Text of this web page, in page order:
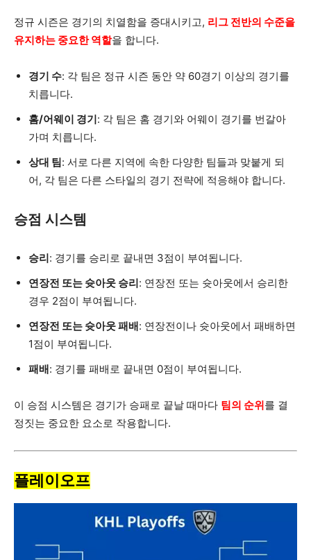
정규 시즌은 경기의 치열함을 증대시키고, 리그 전반의 수준을
유지하는 중요한 역할을 합니다.
경기 수: 각 팀은 정규 시즌 동안 약 60경기 이상의 경기를
치릅니다.
홈/어웨이 경기: 각 팀은 홈 경기와 어웨이 경기를 번갈아
가며 치릅니다.
상대 팀: 서로 다른 지역에 속한 다양한 팀들과 맞붙게 되
어, 각 팀은 다른 스타일의 경기 전략에 적응해야 합니다.
승점 시스템
승리: 경기를 승리로 끝내면 3점이 부여됩니다.
연장전 또는 슛아웃 승리: 연장전 또는 슛아웃에서 승리한
경우 2점이 부여됩니다.
연장전 또는 슛아웃 패배: 연장전이나 슛아웃에서 패배하면
1점이 부여됩니다.
패배: 경기를 패배로 끝내면 0점이 부여됩니다.
이 승점 시스템은 경기가 승패로 끝날 때마다 팀의 순위를 결
정짓는 중요한 요소로 작용합니다.
플레이오프